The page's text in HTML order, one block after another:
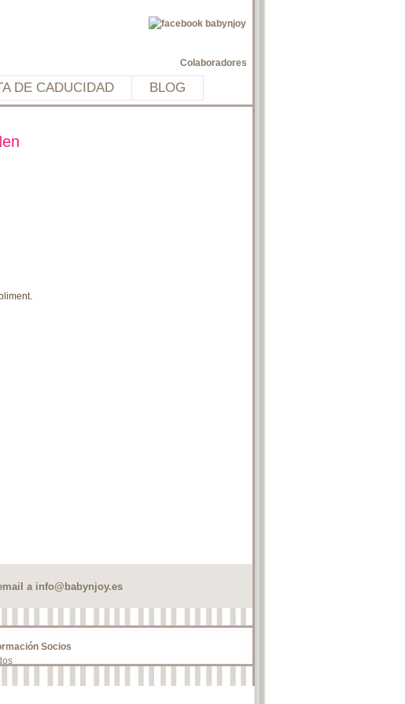
DE CADUCIDAD BLOG
Colaboradores
a info@babynjoy.es
Socios